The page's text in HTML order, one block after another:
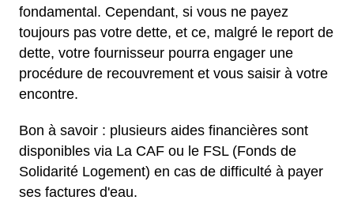
fondamental. Cependant, si vous ne payez
toujours pas votre dette, et ce, malgré le report de
dette, votre fournisseur pourra engager une
procédure de recouvrement et vous saisir à votre
encontre.
Bon à savoir : plusieurs aides financières sont
disponibles via La CAF ou le FSL (Fonds de
Solidarité Logement) en cas de difficulté à payer
ses factures d'eau.